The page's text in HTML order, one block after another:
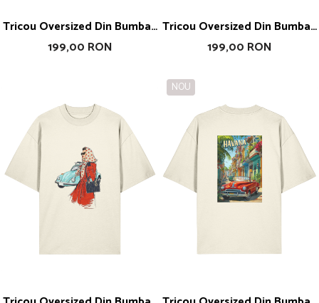
Tricou Oversized Din Bumbac
Organic Week-End Girls
199,00 RON
Tricou Oversized Din Bumbac
Organic Wear Yout
199,00 RON
NOU